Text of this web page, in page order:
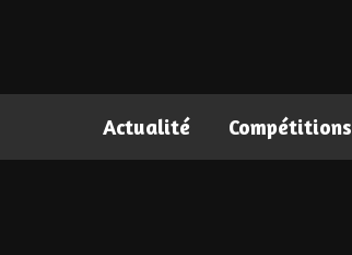
Actualité Compétitions